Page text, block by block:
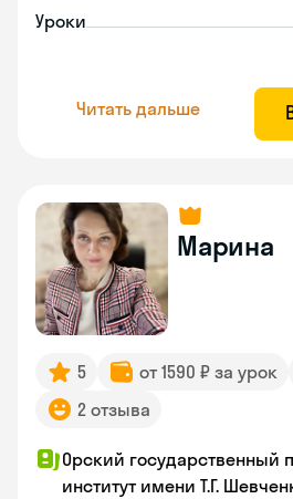
Уроки
Читать дальше
Марина
5 от 1590 ₽ за урок
2 отзыва
Орский государственный
институт имени Т.Г.